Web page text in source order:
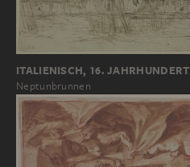
ITALIENISCH, 16. JAHRHUNDERT
Neptunbrunnen